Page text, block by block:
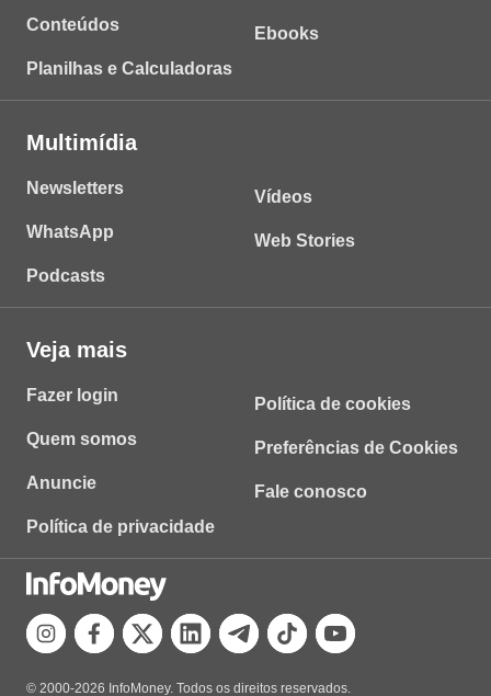
Conteúdos
Planilhas e Calculadoras
Ebooks
Multimídia
Newsletters
WhatsApp
Podcasts
Vídeos
Web Stories
Veja mais
Fazer login
Quem somos
Anuncie
Política de privacidade
Política de cookies
Preferências de Cookies
Fale conosco
© 2000-2026 InfoMoney. Todos os direitos reservados.